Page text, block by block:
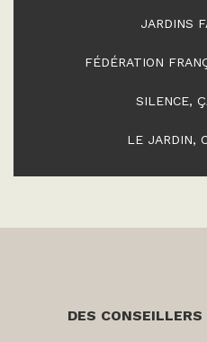
JARDINS
FÉDÉRATION
SILENCE,
LE JARDIN,
DES